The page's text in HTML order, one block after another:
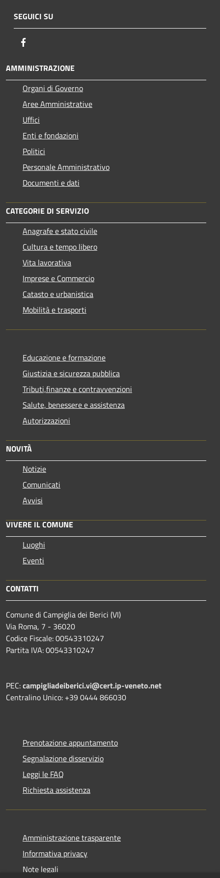
SEGUICI SU
AMMINISTRAZIONE
Organi di Governo
Aree Amministrative
Uffici
Enti e fondazioni
Politici
Personale Amministrativo
Documenti e dati
CATEGORIE DI SERVIZIO
Anagrafe e stato civile
Cultura e tempo libero
Vita lavorativa
Imprese e Commercio
Catasto e urbanistica
Mobilità e trasporti
Educazione e formazione
Giustizia e sicurezza pubblica
Tributi,finanze e contravvenzioni
Salute, benessere e assistenza
Autorizzazioni
NOVITÀ
Notizie
Comunicati
Avvisi
VIVERE IL COMUNE
Luoghi
Eventi
CONTATTI
Comune di Campiglia dei Berici (VI)
Via Roma, 7 - 36020
Codice Fiscale: 00543310247
Partita IVA: 00543310247
PEC:campigliadeiberici.vi@cert.ip-veneto.net
Centralino Unico: +39 0444 866030
Prenotazione appuntamento
Segnalazione disservizio
Leggi le FAQ
Richiesta assistenza
Amministrazione trasparente
Informativa privacy
Note legali